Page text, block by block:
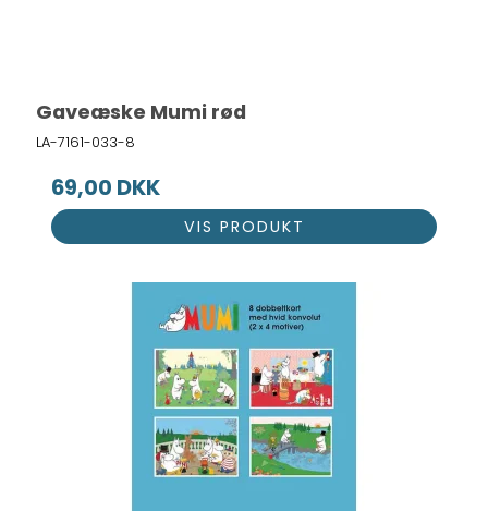
Gaveæske Mumi rød
LA-7161-033-8
69,00 DKK
VIS PRODUKT